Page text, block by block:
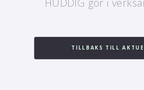
TILLBAKS TILL